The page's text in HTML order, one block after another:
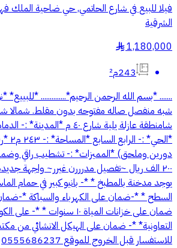
فيلا للبيع في شارع الحاتمي, حي ضاحية الملك
الشرقية
1,180,000
§
243م²
....... *بسم الله الرحمن الرحيم*..............
شامنطقة عازلة يلية شارع ٤٠ م
دورين وملحق) *المميزات* :- تشطيب راقي
٢٠٠ الف ريال ~تفصيل مدرررن غيرر~ واجهة
يوجد مدخنة بالمطبخ * *- بانيو كبير في حمام
السطح * *-ضمان على الكهرباء والسباكة *-
ضمان على خزانات المياة ١٠
التعاونية* *- ضمان على الهيكل الانشائي من
للاستفسار قبل الخروج للموقع 0555686237